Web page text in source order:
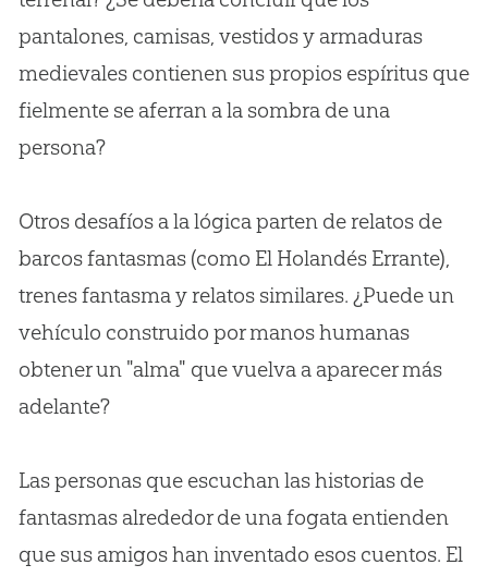
pantalones, camisas, vestidos y armaduras
medievales contienen sus propios espíritus que
fielmente se aferran a la sombra de una
persona?
Otros desafíos a la lógica parten de relatos de
barcos fantasmas (como El Holandés Errante),
trenes fantasma y relatos similares. ¿Puede un
vehículo construido por manos humanas
obtener un "alma" que vuelva a aparecer más
adelante?
Las personas que escuchan las historias de
fantasmas alrededor de una fogata entienden
que sus amigos han inventado esos cuentos. El